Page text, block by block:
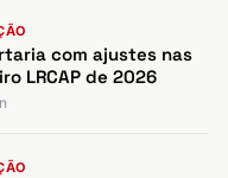
com ajustes nas
LRCAP de 2026